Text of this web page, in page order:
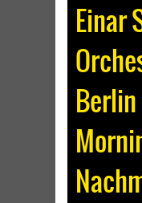
Einar
Berlin